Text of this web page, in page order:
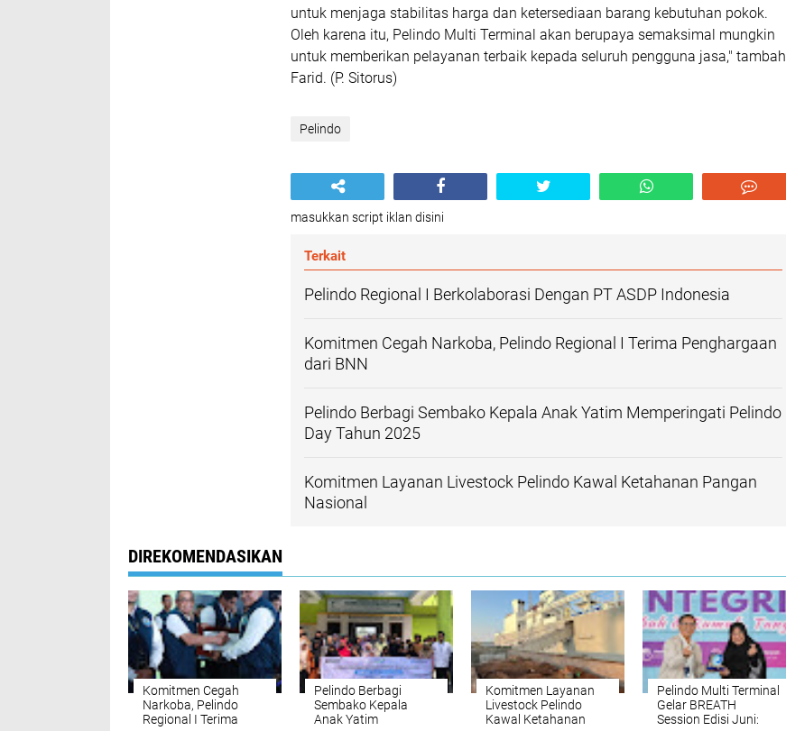
untuk menjaga stabilitas harga dan ketersediaan barang kebutuhan pokok.
Oleh karena itu, Pelindo Multi Terminal akan berupaya semaksimal mungkin
untuk memberikan pelayanan terbaik kepada seluruh pengguna jasa," tambah
Farid. (P. Sitorus)
Pelindo
masukkan script iklan disini
Terkait
Pelindo Regional I Berkolaborasi Dengan PT ASDP Indonesia
Komitmen Cegah Narkoba, Pelindo Regional I Terima Penghargaan
dari BNN
Pelindo Berbagi Sembako Kepala Anak Yatim Memperingati Pelindo
Day Tahun 2025
Komitmen Layanan Livestock Pelindo Kawal Ketahanan Pangan
Nasional
DIREKOMENDASIKAN
Komitmen Cegah
Narkoba, Pelindo
Regional I Terima
Pelindo Berbagi
Sembako Kepala
Anak Yatim
Komitmen Layanan
Livestock Pelindo
Kawal Ketahanan
Pelindo Multi Terminal
Gelar BREATH
Session Edisi Juni: